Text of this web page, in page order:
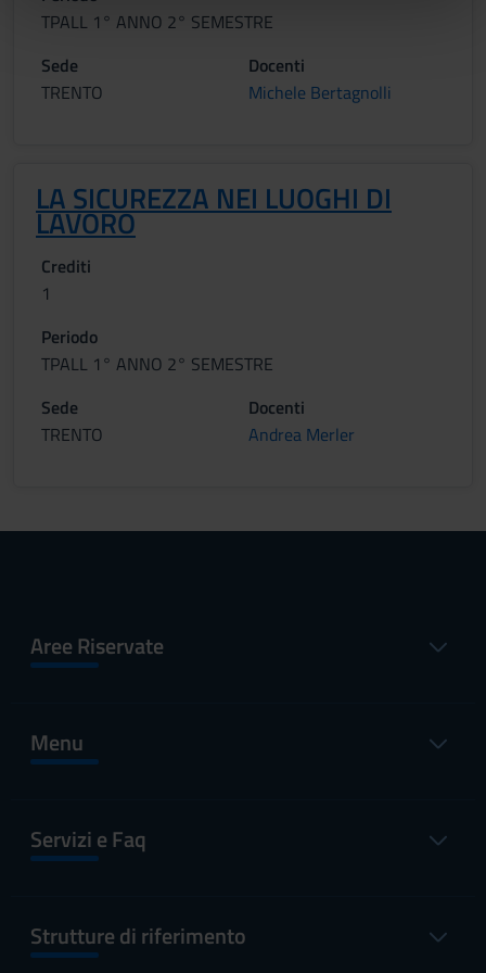
pubblicità e social media, i quali potrebbero combinarle
TPALL 1° ANNO 2° SEMESTRE
Sede
TRENTO
Docenti
Michele Bertagnolli
LA SICUREZZA NEI LUOGHI DI
LAVORO
Crediti
1
Periodo
TPALL 1° ANNO 2° SEMESTRE
Sede
TRENTO
Docenti
Andrea Merler
Aree Riservate
Menu
Servizi e Faq
Strutture di riferimento